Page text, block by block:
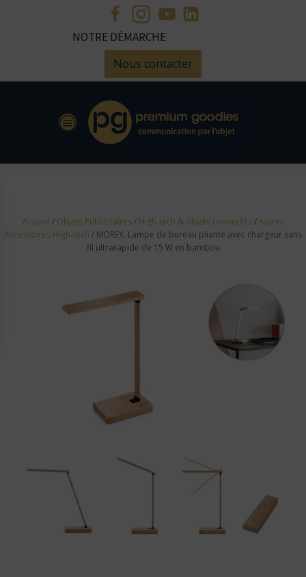
NOTRE DÉMARCHE
Nous contacter
Accueil / Objets Publicitaires/ High‑tech & objets connectés/Autres
Accessoires High‑tech / MOREY. Lampe de bureau pliante avec chargeur sans
fil ultrarapide de 15 W en bambou